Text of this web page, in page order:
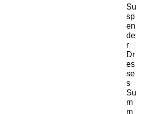
Su
sp
en
de
r
Dr
es
se
s
Su
m
m